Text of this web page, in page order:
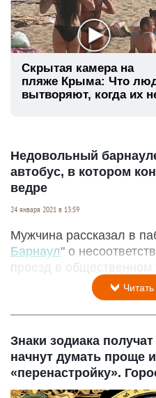
Скрытая камера на
пляже Крыма: Что
вытворяют, когда их
Недовольный
автобус, в котором
ведре
24 января 2021 в 13:59
Мужчина рассказал в
Барнаул" о
проезд в общественном
Знаки зодиака
начнут думать проще
«перенастройку».